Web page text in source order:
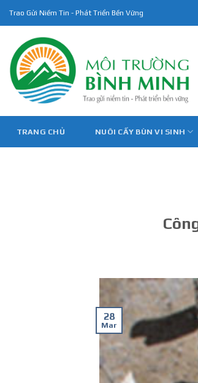
content
Trao Gửi Niềm Tin - Phát Triển Bền Vững
TRANG CHỦ NUÔI CẤY BÙN VI SINH
28
Mar